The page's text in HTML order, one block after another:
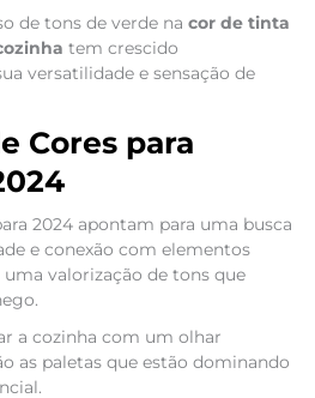
de tons de verde na cor de tinta
tem crescido
versatilidade e sensação de
Cores para
2024 apontam para uma busca
e conexão com elementos
valorização de tons que
a cozinha com um olhar
as paletas que estão dominando